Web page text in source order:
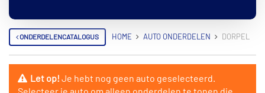
ONDERDELENCATALOGUS HOME AUTO ONDERDELEN DORPEL
Let op!Je hebt nog geen auto geselecteerd.